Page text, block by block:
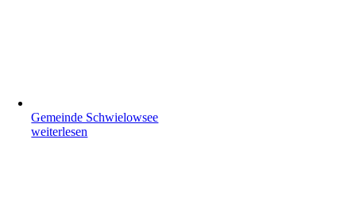
Gemeinde Schwielowsee
weiterlesen